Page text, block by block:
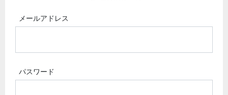
メールアドレス
パスワード